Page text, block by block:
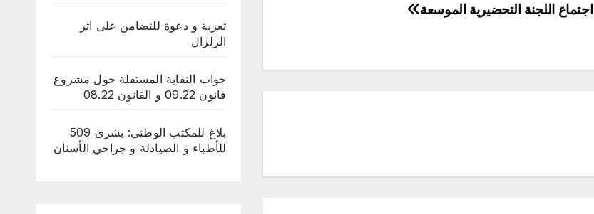
اجتماع اللجنة التحضيرية الموسعة
تعزية و دعوة للتضامن على اثر
الزلزال
جواب النقابة المستقلة حول مشروع
قانون 09.22 و القانون 08.22
بلاغ للمكتب الوطني: بشرى 509
للأطباء و الصيادلة و جراحي الأسنان